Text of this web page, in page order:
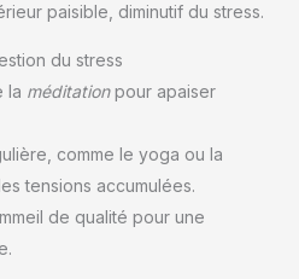
paisible, diminutif du stress.
du stress
la méditationpour apaiser
comme le yoga ou la
tensions accumulées.
de qualité pour une